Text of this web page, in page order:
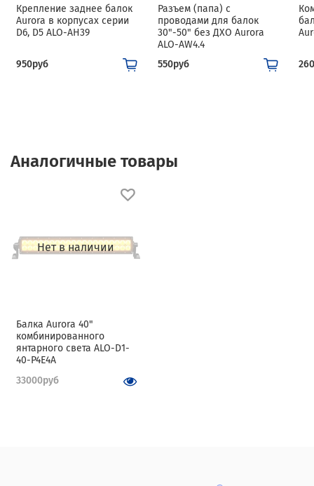
Крепление заднее балок
Aurora в корпусах серии
D6, D5 ALO-AH39
950руб
Разъем (папа) с
проводами для балок
30"-50" без ДХО Aurora
ALO-AW4.4
550руб
Аналогичные товары
Нет в наличии
Балка Aurora 40"
комбинированного
янтарного света ALO-D1-
40-P4E4A
33000руб